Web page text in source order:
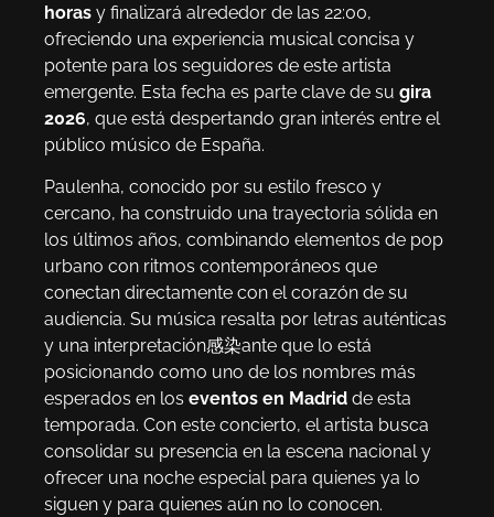
horas y finalizará alrededor de las 22:00,
ofreciendo una experiencia musical concisa y
potente para los seguidores de este artista
emergente. Esta fecha es parte clave de su gira
2026, que está despertando gran interés entre el
público músico de España.
Paulenha, conocido por su estilo fresco y
cercano, ha construido una trayectoria sólida en
los últimos años, combinando elementos de pop
urbano con ritmos contemporáneos que
conectan directamente con el corazón de su
audiencia. Su música resalta por letras auténticas
y una interpretación感染ante que lo está
posicionando como uno de los nombres más
esperados en los eventos en Madrid de esta
temporada. Con este concierto, el artista busca
consolidar su presencia en la escena nacional y
ofrecer una noche especial para quienes ya lo
siguen y para quienes aún no lo conocen.